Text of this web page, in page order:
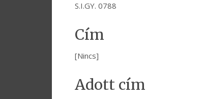
S.I.GY. 0788
Cím
[Nincs]
Adott cím